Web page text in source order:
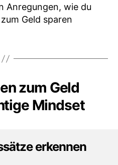
Anregungen, wie du
Geld sparen
zum Geld
Mindset
erkennen